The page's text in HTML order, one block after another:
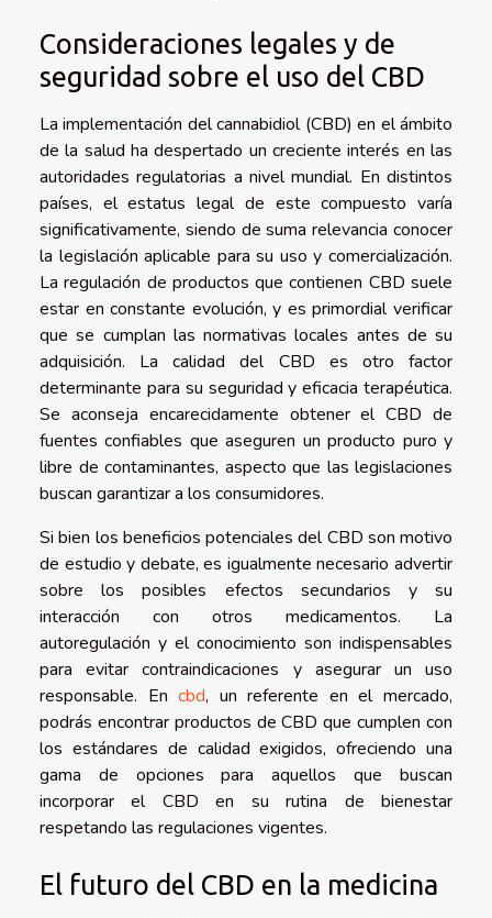
Consideraciones legales y de
seguridad sobre el uso del CBD
La implementación del cannabidiol (CBD) en el ámbito
de la salud ha despertado un creciente interés en las
autoridades regulatorias a nivel mundial. En distintos
países, el estatus legal de este compuesto varía
significativamente, siendo de suma relevancia conocer
la legislación aplicable para su uso y comercialización.
La regulación de productos que contienen CBD suele
estar en constante evolución, y es primordial verificar
que se cumplan las normativas locales antes de su
adquisición. La calidad del CBD es otro factor
determinante para su seguridad y eficacia terapéutica.
Se aconseja encarecidamente obtener el CBD de
fuentes confiables que aseguren un producto puro y
libre de contaminantes, aspecto que las legislaciones
buscan garantizar a los consumidores.
Si bien los beneficios potenciales del CBD son motivo
de estudio y debate, es igualmente necesario advertir
sobre los posibles efectos secundarios y su
interacción con otros medicamentos. La
autoregulación y el conocimiento son indispensables
para evitar contraindicaciones y asegurar un uso
responsable. Encbd, un referente en el mercado,
podrás encontrar productos de CBD que cumplen con
los estándares de calidad exigidos, ofreciendo una
gama de opciones para aquellos que buscan
incorporar el CBD en su rutina de bienestar
respetando las regulaciones vigentes.
El futuro del CBD en la medicina